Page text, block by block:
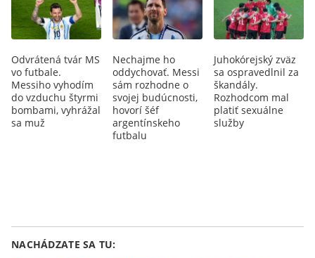
Odvrátená tvár MS
vo futbale.
Messiho vyhodím
do vzduchu štyrmi
bombami, vyhrážal
sa muž
Nechajme ho
oddychovať. Messi
sám rozhodne o
svojej budúcnosti,
hovorí šéf
argentínskeho
futbalu
Juhokórejský zväz
sa ospravedlnil za
škandály.
Rozhodcom mal
platiť sexuálne
služby
NACHÁDZATE SA TU: